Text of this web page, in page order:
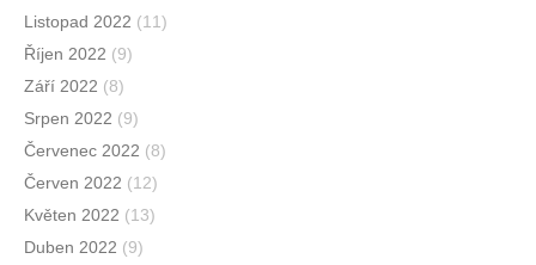
Listopad 2022 (11)
Říjen 2022 (9)
Září 2022 (8)
Srpen 2022 (9)
Červenec 2022 (8)
Červen 2022 (12)
Květen 2022 (13)
Duben 2022 (9)